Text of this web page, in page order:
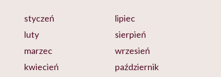
styczeń
luty
marzec
kwiecień
lipiec
sierpień
wrzesień
październik